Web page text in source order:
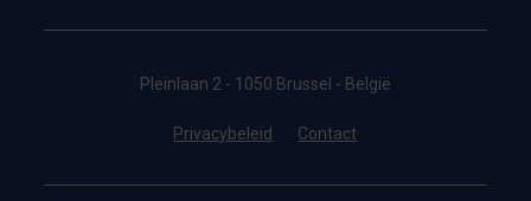
Pleinlaan 2 - 1050 Brussel - België
Privacybeleid Contact